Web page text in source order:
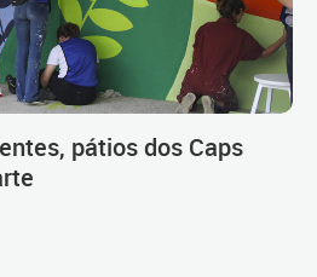
pátios dos Caps